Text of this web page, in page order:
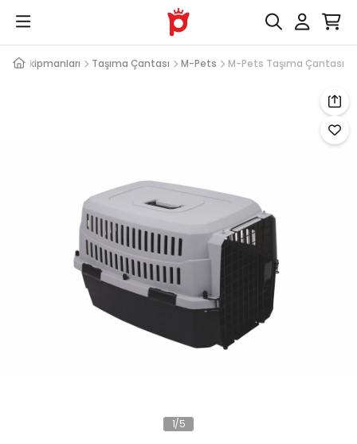
Ekipmanları Taşıma Çantası M-Pets M-Pets Taşıma Çantası
1/5